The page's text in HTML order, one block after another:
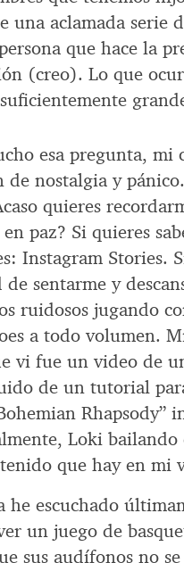
una aclamada serie
que hace la
(creo). Lo que
esa pregunta,
de nostalgia y
quieres
paz? Si quieres
Instagram Stories.
sentarme y
ruidosos jugando
a todo volumen.
vi fue un video de
de un tutorial
Loki
que hay en mi
he escuchado
un juego de
sus audífonos no